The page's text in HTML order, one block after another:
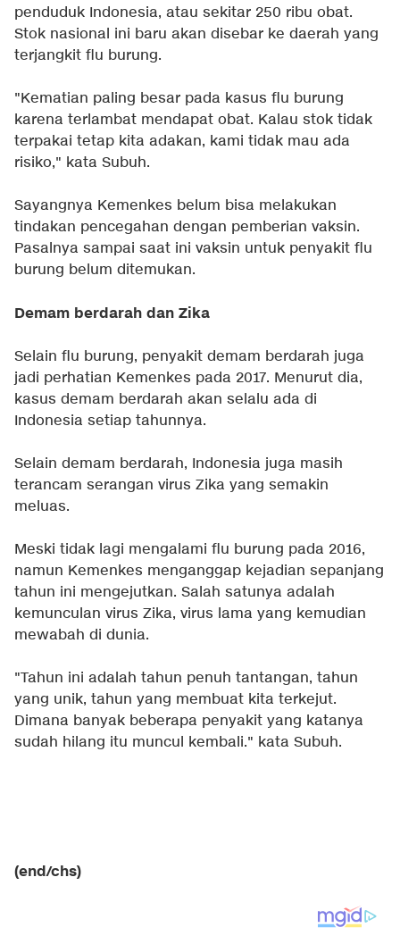
penduduk Indonesia, atau sekitar 250 ribu obat.
Stok nasional ini baru akan disebar ke daerah yang
terjangkit flu burung.
"Kematian paling besar pada kasus flu burung
karena terlambat mendapat obat. Kalau stok tidak
terpakai tetap kita adakan, kami tidak mau ada
risiko," kata Subuh.
Sayangnya Kemenkes belum bisa melakukan
tindakan pencegahan dengan pemberian vaksin.
Pasalnya sampai saat ini vaksin untuk penyakit flu
burung belum ditemukan.
Demam berdarah dan Zika
Selain flu burung, penyakit demam berdarah juga
jadi perhatian Kemenkes pada 2017. Menurut dia,
kasus demam berdarah akan selalu ada di
Indonesia setiap tahunnya.
Selain demam berdarah, Indonesia juga masih
terancam serangan virus Zika yang semakin
meluas.
Meski tidak lagi mengalami flu burung pada 2016,
namun Kemenkes menganggap kejadian sepanjang
tahun ini mengejutkan. Salah satunya adalah
kemunculan virus Zika, virus lama yang kemudian
mewabah di dunia.
"Tahun ini adalah tahun penuh tantangan, tahun
yang unik, tahun yang membuat kita terkejut.
Dimana banyak beberapa penyakit yang katanya
sudah hilang itu muncul kembali." kata Subuh.
(end/chs)